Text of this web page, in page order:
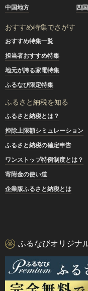
中国地方
四
おすすめ特集でさがす
おすすめ特集一覧
担当者おすすめ特集
地元が誇る家電特集
ふるなび限定特集
ふるさと納税を知る
ふるさと納税とは？
控除上限額シミュレーション
ふるさと納税の確定申告
ワンストップ特例制度とは？
寄附金の使い道
企業版ふるさと納税とは
ふるなびオリジナ